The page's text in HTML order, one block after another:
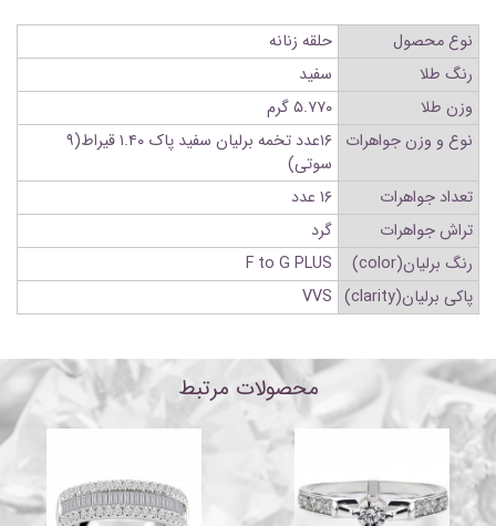
نوع محصول
حلقه زنانه
رنگ طلا
سفید
وزن طلا
۵.۷۷۰ گرم
نوع و وزن جواهرات
۱۶عدد تخمه برلیان سفید پاک ۱.۴۰ قیراط(۹
سوتی)
تعداد جواهرات
۱۶ عدد
تراش جواهرات
گرد
رنگ برلیان(color)
F to G PLUS
پاکی برلیان(clarity)
VVS
محصولات مرتبط